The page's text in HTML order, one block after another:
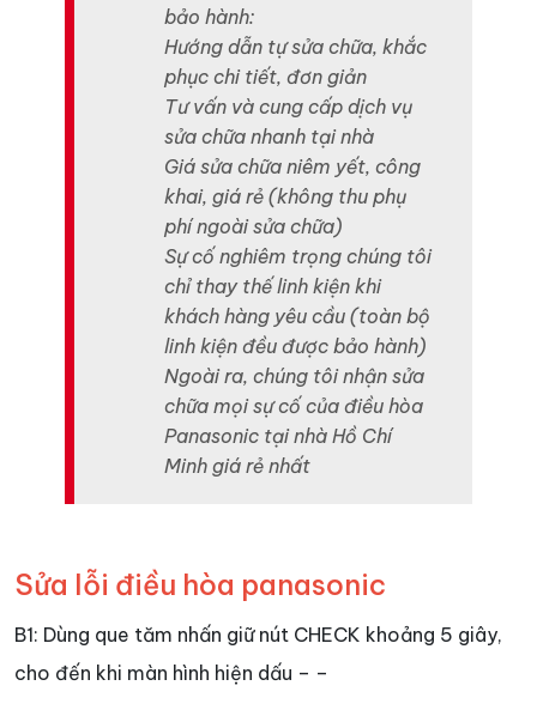
bảo hành:
Hướng dẫn tự sửa chữa, khắc
phục chi tiết, đơn giản
Tư vấn và cung cấp dịch vụ
sửa chữa nhanh tại nhà
Giá sửa chữa niêm yết, công
khai, giá rẻ (không thu phụ
phí ngoài sửa chữa)
Sự cố nghiêm trọng chúng tôi
chỉ thay thế linh kiện khi
khách hàng yêu cầu (toàn bộ
linh kiện đều được bảo hành)
Ngoài ra, chúng tôi nhận sửa
chữa mọi sự cố của điều hòa
Panasonic tại nhà Hồ Chí
Minh giá rẻ nhất
Sửa lỗi điều hòa panasonic
B1: Dùng que tăm nhấn giữ nút CHECK khoảng 5 giây,
cho đến khi màn hình hiện dấu – –